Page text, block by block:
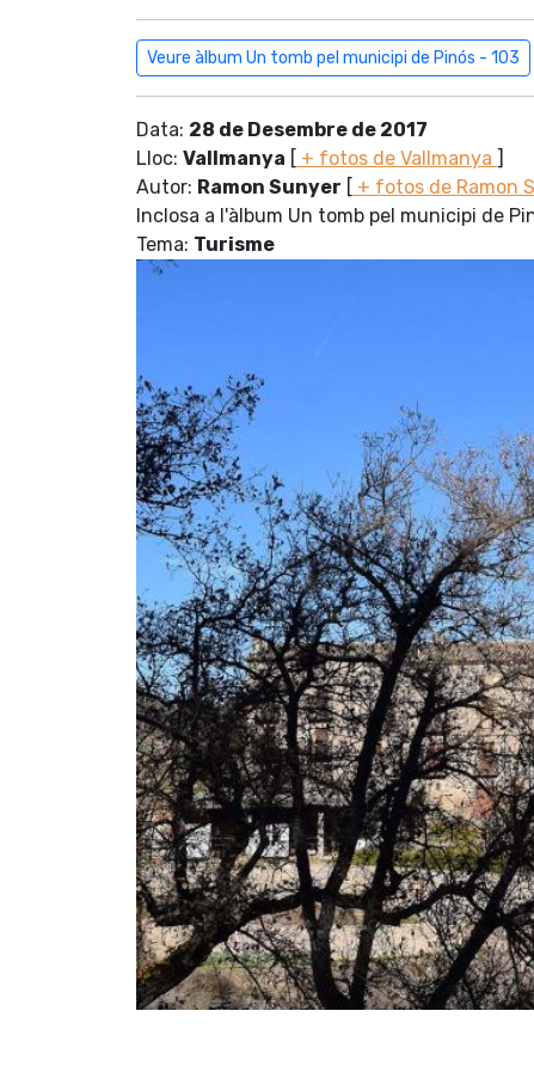
Veure àlbum Un tomb pel municipi de Pinós - 103
Data: 28 de Desembre de 2017
Lloc: Vallmanya [ + fotos de Vallmanya ]
Autor: Ramon Sunyer [ + fotos de Ramon
Inclosa a l'àlbum Un tomb pel municipi de
Tema: Turisme